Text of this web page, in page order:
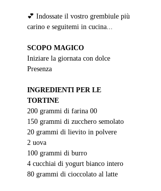
💕 Indossate il vostro grembiule più
carino e seguitemi in cucina...
SCOPO MAGICO
Iniziare la giornata con dolce
Presenza
INGREDIENTI PER LE
TORTINE
200 grammi di farina 00
150 grammi di zucchero semolato
20 grammi di lievito in polvere
2 uova
100 grammi di burro
4 cucchiai di yogurt bianco intero
80 grammi di cioccolato al latte